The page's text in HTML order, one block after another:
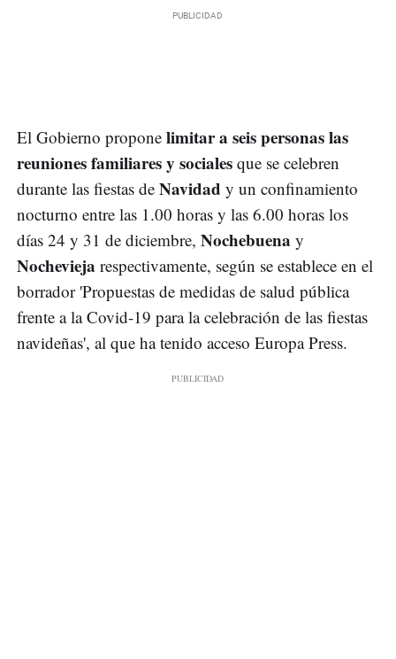
El Gobierno propone limitar a seis personas las
reuniones familiares y sociales que se celebren
durante las fiestas de Navidad y un confinamiento
nocturno entre las 1.00 horas y las 6.00 horas los
días 24 y 31 de diciembre, Nochebuena y
Nochevieja respectivamente, según se establece en el
borrador 'Propuestas de medidas de salud pública
frente a la Covid-19 para la celebración de las fiestas
navideñas', al que ha tenido acceso Europa Press.